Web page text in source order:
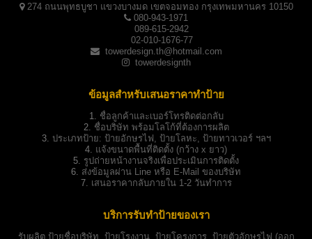
274 ถนนพุทธบูชา แขวงบางมด เขตจอมทอง กรุงเทพมหานคร 10150
080-943-1971
089-615-2942
02-010-1676-77
towerdesign.th@hotmail.com
towerdesignth
ข้อมูลสำหรับเสนอราคาทำป้าย
1.
ชื่อลูกค้าและเบอร์โทรติดต่อกลับ
2. ชื่อบริษัท พร้อมโลโก้ที่ต้องการผลิต
3. ประเภทป้าย: ป้ายอักษรไฟ, ป้ายโลหะ, ป้ายทาวเวอร์ ฯลฯ
4. แจ้งขนาดพื้นที่ติดตั้ง (กว้าง x ยาว)
5. รูปถ่ายหน้างานจริงเพื่อประเมินการติดตั้ง
6. ส่งข้อมูลผ่าน Line หรือ E-Mail ของบริษัท
7. เสนอราคากลับภายใน 1-2 วันทำการ
บริการรับทำป้ายของเรา
รับผลิต ป้ายชื่อบริษัท ป้ายโรงงาน, ป้ายโครงการ, ป้ายตัวอักษรไฟ (ออก